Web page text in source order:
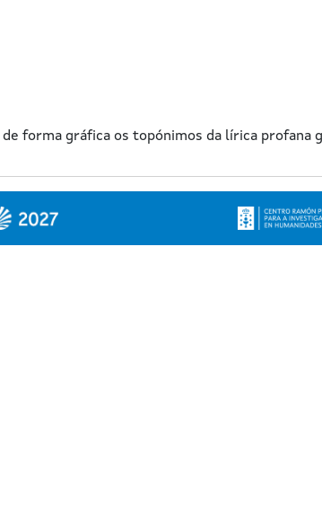
forma gráfica os topónimos da lírica profana